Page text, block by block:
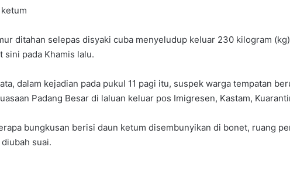
ditahan selepas disyaki cuba menyeludup keluar 230 kilogram
sini pada Khamis lalu.
dalam kejadian pada pukul 11 pagi itu, suspek warga tempatan
Padang Besar di laluan keluar pos Imigresen, Kastam,
bungkusan berisi daun ketum disembunyikan di bonet, ruang
suai.